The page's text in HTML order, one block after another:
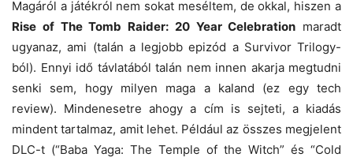
Magáról a játékról nem sokat meséltem, de okkal, hiszen a
Rise of The Tomb Raider: 20 Year Celebration maradt
ugyanaz, ami (talán a legjobb epizód a Survivor Trilogy-
ból). Ennyi idő távlatából talán nem innen akarja megtudni
senki sem, hogy milyen maga a kaland (ez egy tech
review). Mindenesetre ahogy a cím is sejteti, a kiadás
mindent tartalmaz, amit lehet. Például az összes megjelent
DLC-t (“Baba Yaga: The Temple of the Witch” és “Cold